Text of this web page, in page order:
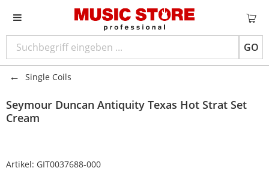
GO
Single Coils
Seymour Duncan Antiquity Texas Hot Strat Set
Cream
Artikel: GIT0037688-000